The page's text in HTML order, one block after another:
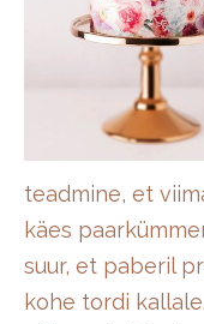
teadmine, et
käes
suur, et paberil
kohe tordi